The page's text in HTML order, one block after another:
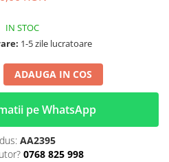
IN STOC
1-5 zile lucratoare
ADAUGA IN COS
pe WhatsApp
AA2395
0768 825 998